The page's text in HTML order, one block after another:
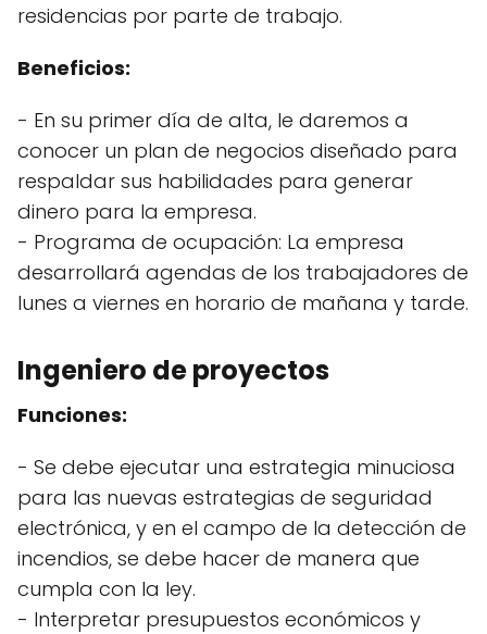
residencias por parte de trabajo.
Beneficios:
- En su primer día de alta, le daremos a
conocer un plan de negocios diseñado para
respaldar sus habilidades para generar
dinero para la empresa.
- Programa de ocupación: La empresa
desarrollará agendas de los trabajadores de
lunes a viernes en horario de mañana y tarde.
Ingeniero de proyectos
Funciones:
- Se debe ejecutar una estrategia minuciosa
para las nuevas estrategias de seguridad
electrónica, y en el campo de la detección de
incendios, se debe hacer de manera que
cumpla con la ley.
- Interpretar presupuestos económicos y